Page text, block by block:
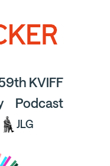
KVIFF
Podcast
JLG